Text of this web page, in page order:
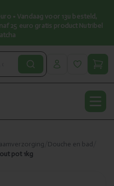
• Vandaag voor 13u besteld,
25 euro gratis product Nutribel
Douche en bad
pot 1kg